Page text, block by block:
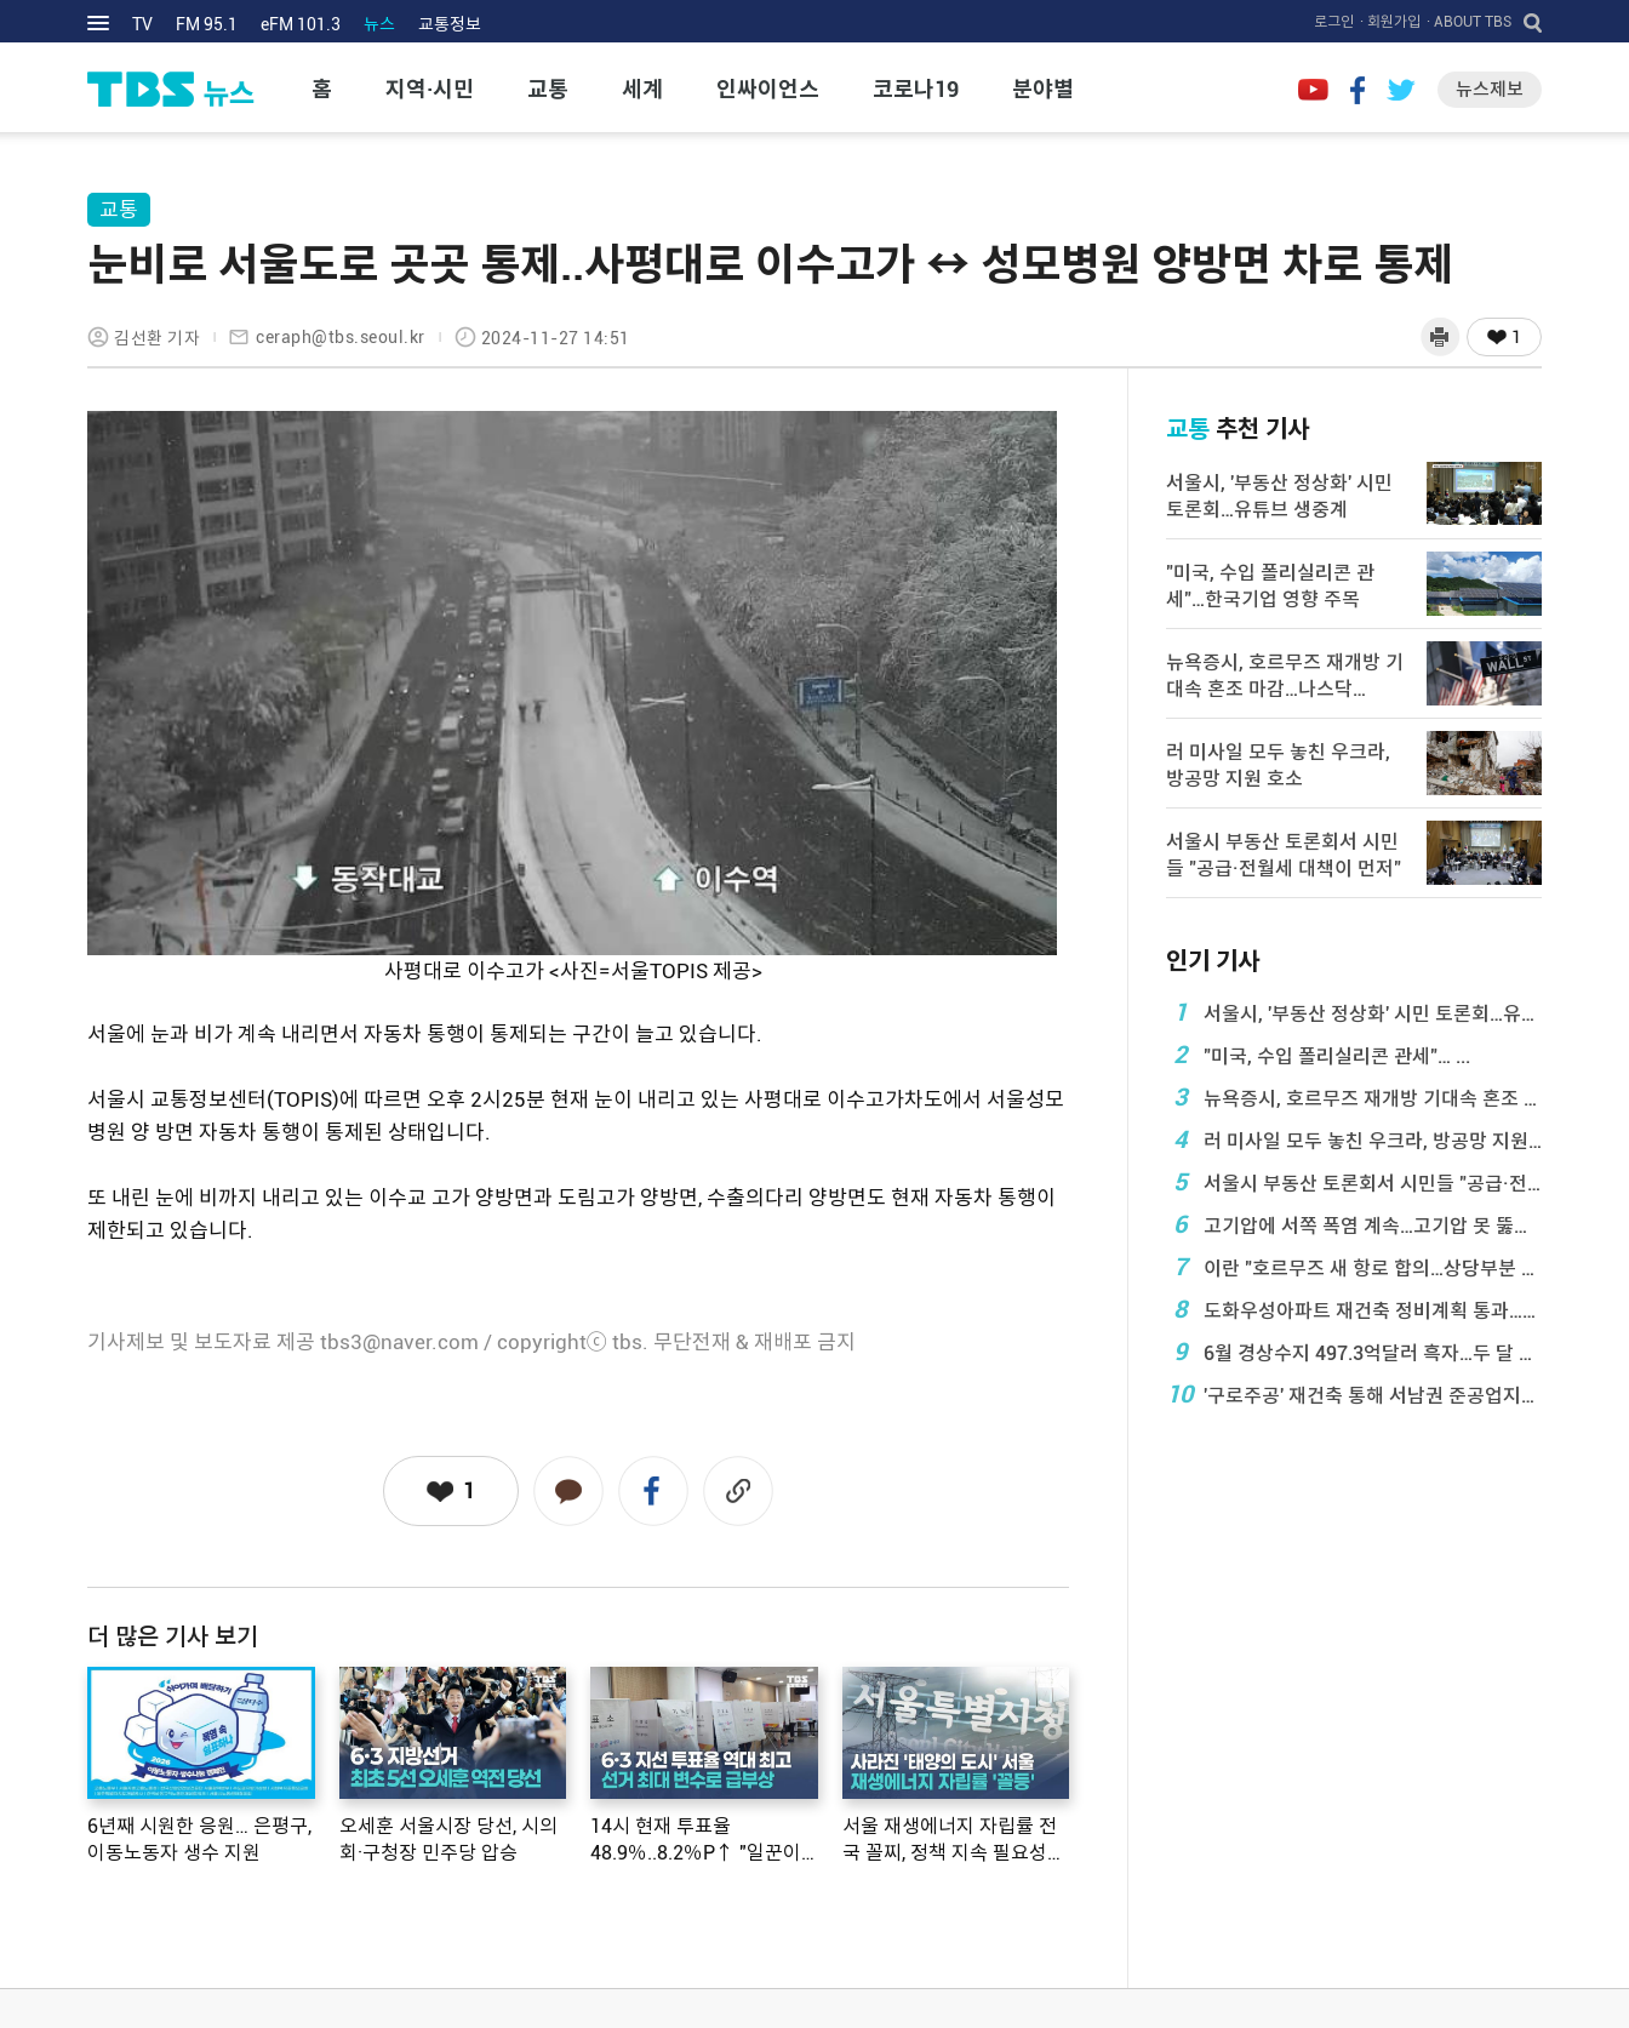
TV FM 95.1 eFM 101.3 뉴스 교통정보 로그인 · 회원가입 · ABOUT TBS
홈 지역·시민 교통 세계 인싸이언스 코로나19 분야별 뉴스제보
교통
눈비로 서울도로 곳곳 통제..사평대로 이수고가 ↔ 성모병원 양방면 차로 통제
김선환 기자 ceraph@tbs.seoul.kr 2024-11-27 14:51 1
사평대로 이수고가 <사진=서울TOPIS 제공>
서울에 눈과 비가 계속 내리면서 자동차 통행이 통제되는 구간이 늘고 있습니다.
서울시 교통정보센터(TOPIS)에 따르면 오후 2시25분 현재 눈이 내리고 있는 사평대로 이수고가차도에서 서울성모
병원 양 방면 자동차 통행이 통제된 상태입니다.
또 내린 눈에 비까지 내리고 있는 이수교 고가 양방면과 도림고가 양방면, 수출의다리 양방면도 현재 자동차 통행이
제한되고 있습니다.
기사제보 및 보도자료 제공 tbs3@naver.com / copyrightⓒ tbs. 무단전재 & 재배포 금지
1
더 많은 기사 보기
6년째 시원한 응원… 은평구,
이동노동자 생수 지원
오세훈 서울시장 당선, 시의
회·구청장 민주당 압승
14시 현재 투표율
48.9％..8.2％P↑ "일꾼이
서울 재생에너지 자립률 전
국 꼴찌, 정책 지속 필요성
교통 추천 기사
서울시, '부동산 정상화' 시민
토론회…유튜브 생중계
"미국, 수입 폴리실리콘 관
세"…한국기업 영향 주목
뉴욕증시, 호르무즈 재개방 기
대속 혼조 마감…나스닥
0.8％↓
러 미사일 모두 놓친 우크라,
방공망 지원 호소
서울시 부동산 토론회서 시민
들 "공급·전월세 대책이 먼저"
인기 기사
1
서울시, '부동산 정상화' 시민 토론회…유튜브 생중계
2 "미국, 수입 폴리실리콘 관세"… ...
3 뉴욕증시, 호르무즈 재개방 기대속 혼조 마감…나스닥 ...
4 러 미사일 모두 놓친 우크라, 방공망 지원 호소
5 서울시 부동산 토론회서 시민들 "공급·전월 ...
6 고기압에 서쪽 폭염 계속…고기압 못 뚫은 태풍은 상 ...
7 이란 "호르무즈 새 항로 합의…상당부분 이 ...
8 도화우성아파트 재건축 정비계획 통과…1,612세대 ...
9 6월 경상수지 497.3억달러 흑자…두 달 연속 역 ...
10 '구로주공' 재건축 통해 서남권 준공업지에 3,28 ...